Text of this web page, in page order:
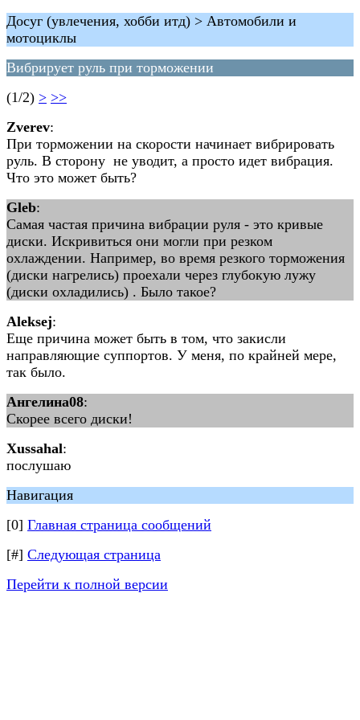
Досуг (увлечения, хобби итд) > Автомобили и
мотоциклы
Вибрирует руль при торможении
(1/2) > >>
Zverev:
При торможении на скорости начинает вибрировать
руль. В сторону не уводит, а просто идет вибрация.
Что это может быть?
Gleb:
Самая частая причина вибрации руля - это кривые
диски. Искривиться они могли при резком
охлаждении. Например, во время резкого торможения
(диски нагрелись) проехали через глубокую лужу
(диски охладились) . Было такое?
Aleksej:
Еще причина может быть в том, что закисли
направляющие суппортов. У меня, по крайней мере,
так было.
Ангелина08:
Скорее всего диски!
Xussahal:
послушаю
Навигация
[0] Главная страница сообщений
[#] Следующая страница
Перейти к полной версии